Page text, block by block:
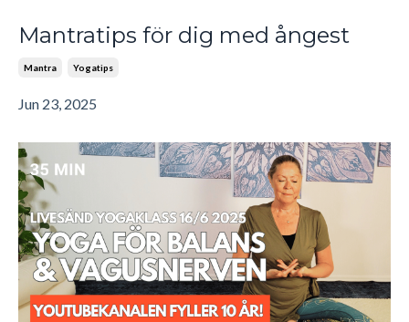
Mantratips för dig med ångest
Mantra Yogatips
Jun 23, 2025